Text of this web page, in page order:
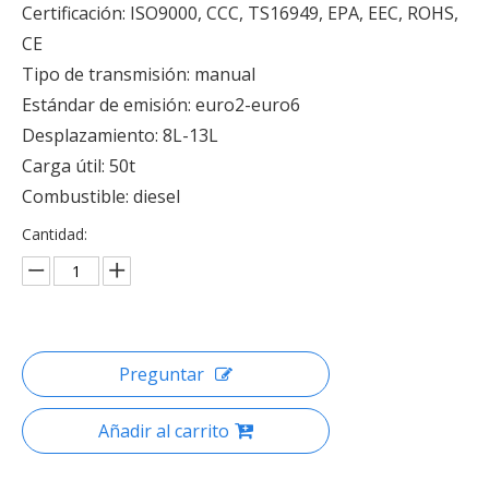
Certificación: ISO9000, CCC, TS16949, EPA, EEC, ROHS,
CE
Tipo de transmisión: manual
Estándar de emisión: euro2-euro6
Desplazamiento: 8L-13L
Carga útil: 50t
Combustible: diesel
Cantidad:
Preguntar
Añadir al carrito